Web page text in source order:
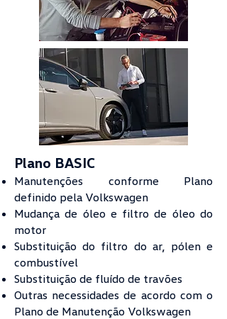
Plano BASIC
Manutenções conforme Plano
definido pela Volkswagen
Mudança de óleo e filtro de óleo do
motor
Substituição do filtro do ar, pólen e
combustível
Substituição de fluído de travões
Outras necessidades de acordo com o
Plano de Manutenção Volkswagen